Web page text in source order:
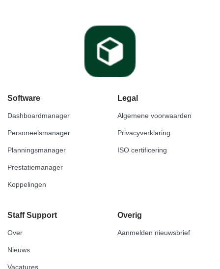
Software
Dashboardmanager
Personeelsmanager
Planningsmanager
Prestatiemanager
Koppelingen
Legal
Algemene voorwaarden
Privacyverklaring
ISO certificering
Staff Support
Over
Nieuws
Vacatures
Overig
Aanmelden nieuwsbrief